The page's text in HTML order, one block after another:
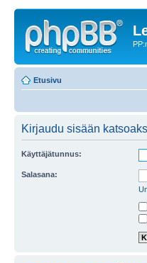
Etusivu
Kirjaudu sisään
Käyttäjätunnus:
Salasana: